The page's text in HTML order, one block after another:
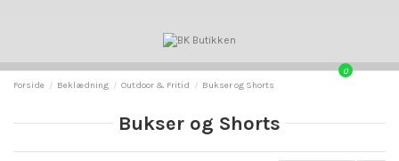
0
Forside Beklædning Outdoor & Fritid Bukser og Shorts
Bukser og Shorts